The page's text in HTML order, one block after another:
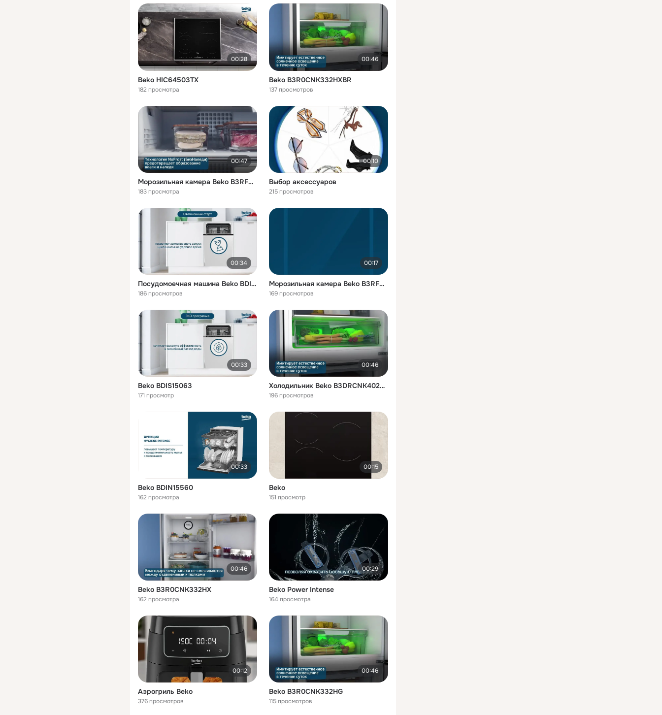
00:28
Beko HIC64503TX
182 просмотра
00:46
Beko B3R0CNK332HXBR
137 просмотров
00:47
Морозильная камера Beko B3RFNK312W
183 просмотра
00:10
Выбор аксессуаров
215 просмотров
00:34
Посудомоечная машина Beko BDIS1W861
186 просмотров
00:17
Морозильная камера Beko B3RFNK312W
169 просмотров
00:33
Beko BDIS15063
171 просмотр
00:46
Холодильник Beko B3DRCNK402HW
196 просмотров
00:33
Beko BDIN15560
162 просмотра
00:15
Beko
151 просмотр
00:46
Beko B3R0CNK332HX
162 просмотра
00:29
Beko Power Intense
164 просмотра
00:12
Аэрогриль Beko
376 просмотров
00:46
Beko B3R0CNK332HG
115 просмотров